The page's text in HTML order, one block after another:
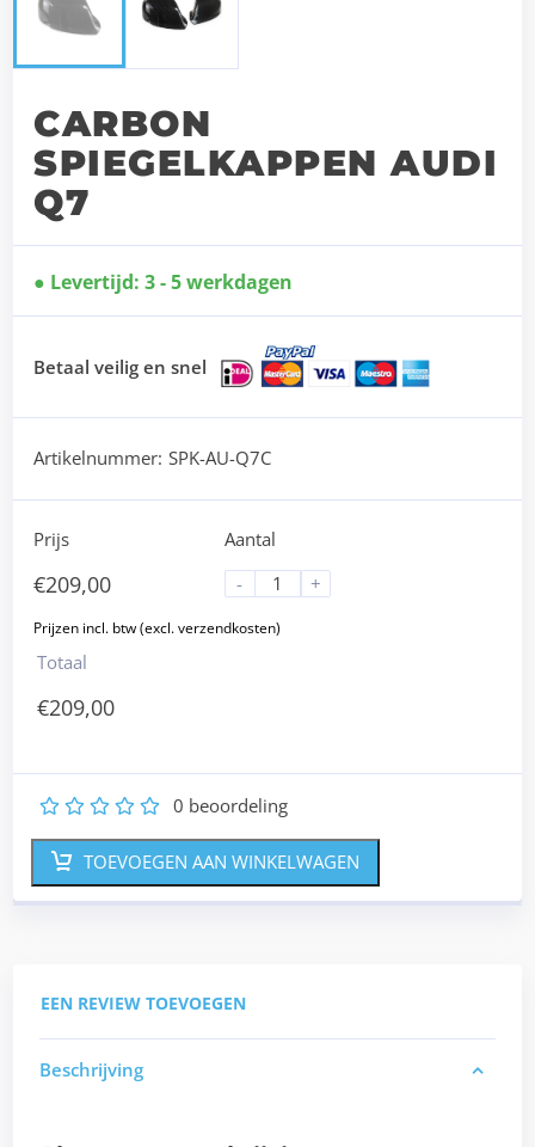
CARBON
SPIEGELKAPPEN AUDI
Q7
Levertijd: 3 - 5 werkdagen
Betaal veilig en snel
Artikelnummer: SPK-AU-Q7C
Prijs
€209,00
Aantal
-
+
Totaal
€209,00
5
4
3
2 0 beoordeling
TOEVOEGEN AAN WINKELWAGEN
EEN REVIEW TOEVOEGEN
Beschrijving